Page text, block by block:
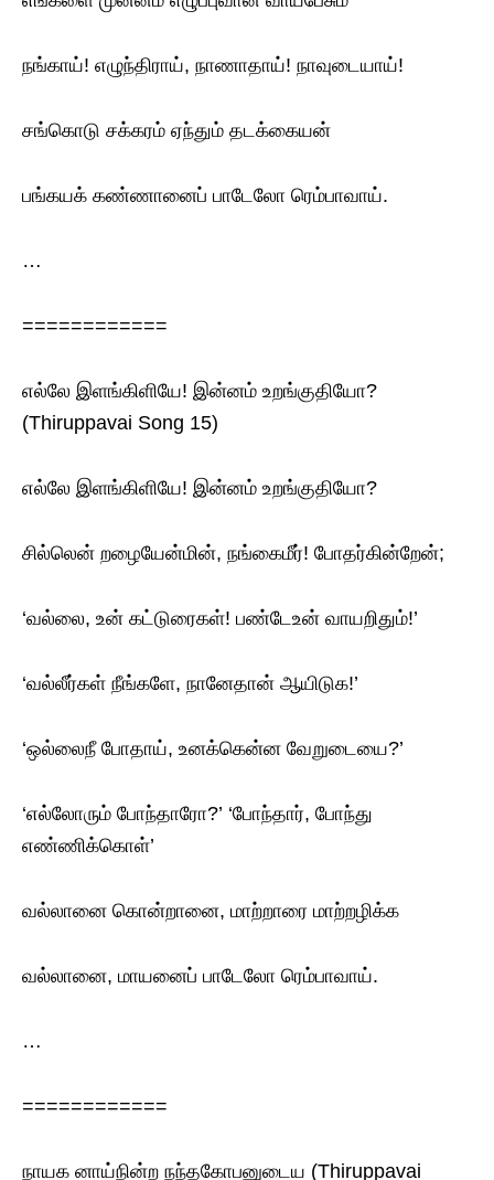
நங்காய்! எழுந்திராய், நாணாதாய்! நாவுடையாய்!
சங்கொடு சக்கரம் ஏந்தும் தடக்கையன்
பங்கயக் கண்ணானைப் பாடேலோ ரெம்பாவாய்.
…
============
எல்லே இளங்கிளியே! இன்னம் உறங்குதியோ?
(Thiruppavai Song 15)
எல்லே இளங்கிளியே! இன்னம் உறங்குதியோ?
சில்லென் றழையேன்மின், நங்கைமீர்! போதர்கின்றேன்;
‘வல்லை, உன் கட்டுரைகள்! பண்டேஉன் வாயறிதும்!’
‘வல்லீர்கள் நீங்களே, நானேதான் ஆயிடுக!’
‘ஒல்லைநீ போதாய், உனக்கென்ன வேறுடையை?’
‘எல்லோரும் போந்தாரோ?’ ‘போந்தார், போந்து
எண்ணிக்கொள்’
வல்லானை கொன்றானை, மாற்றாரை மாற்றழிக்க
வல்லானை, மாயனைப் பாடேலோ ரெம்பாவாய்.
…
============
நாயக னாய்நின்ற நந்தகோபனுடைய (Thiruppavai